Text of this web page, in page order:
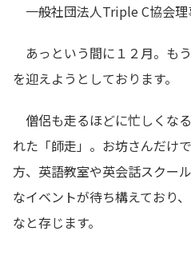
一般社団法人Triple C協会理
あっという間に１２月。も
を迎えようとしております。
僧侶も走るほどに忙しくな
れた「師走」。お坊さんだけ
方、英語教室や英会話スクー
なイベントが待ち構えており
なと存じます。